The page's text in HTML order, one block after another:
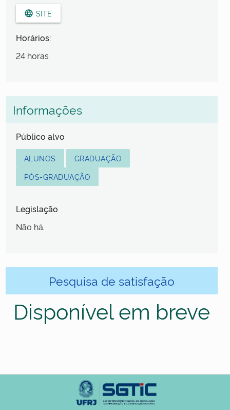
language SITE
Horários:
24 horas
Informações
Público alvo
ALUNOS
GRADUAÇÃO
PÓS-GRADUAÇÃO
Legislação
Não há.
Pesquisa de satisfação
Disponível em breve